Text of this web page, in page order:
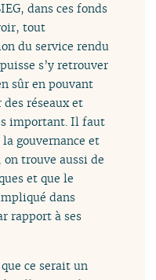
dans ces fonds
tout
du service rendu
s’y retrouver
sûr en pouvant
réseaux et
important. Il faut
gouvernance et
on trouve aussi de
et que le
dans
rapport à ses
ce serait un